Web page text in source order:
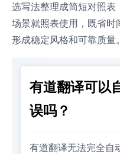
选写法整理成简短对照
场景就照表使用，既省时
形成稳定风格和可靠质量。
有道翻译可以
误吗？
有道翻译无法完全自